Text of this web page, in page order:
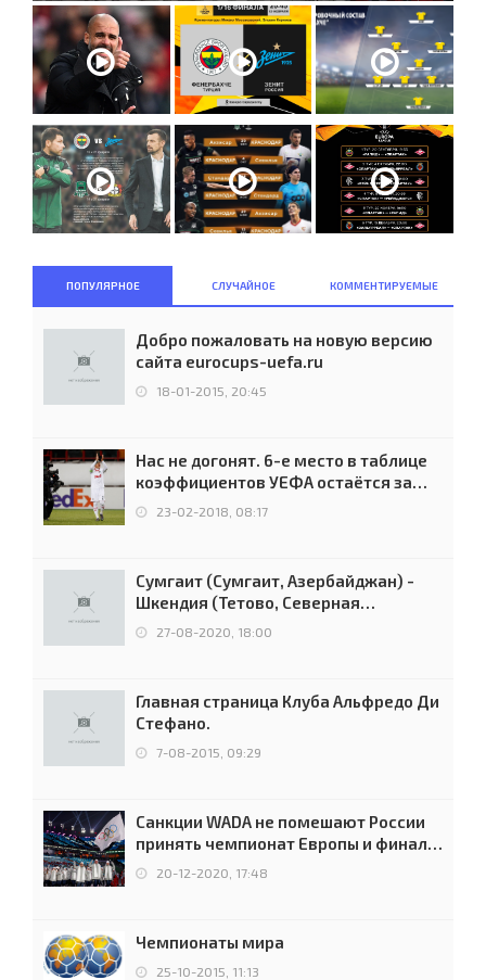
ПОПУЛЯРНОЕ СЛУЧАЙНОЕ КОММЕНТИРУЕМЫЕ
Добро пожаловать на новую версию
сайта eurocups-uefa.ru
18-01-2015, 20:45
Нас не догонят. 6-е место в таблице
коэффициентов УЕФА остаётся за
Россией
23-02-2018, 08:17
Сумгаит (Сумгаит, Азербайджан) -
Шкендия (Тетово, Северная
Македония) - 0:2 (0:0)
27-08-2020, 18:00
Главная страница Клуба Альфредо Ди
Стефано.
7-08-2015, 09:29
Санкции WADA не помешают России
принять чемпионат Европы и финал
Лиги чемпионов.
20-12-2020, 17:48
Чемпионаты мира
25-10-2015, 11:13